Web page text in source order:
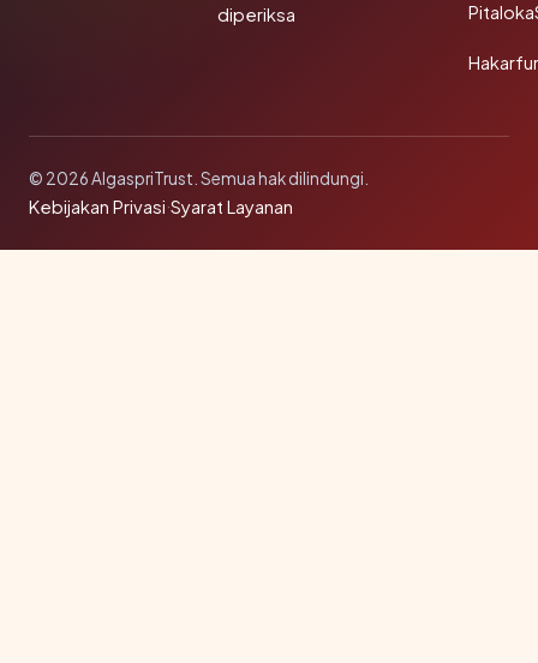
diperiksa
© 2026 AlgaspriTrust. Semua hak dilindungi.
Kebijakan Privasi·Syarat Layanan